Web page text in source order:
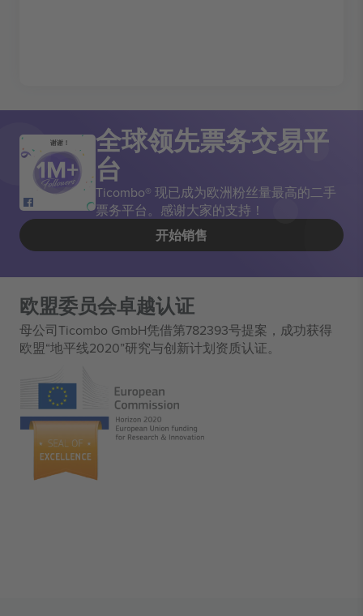
谢谢！ 全球领先票务交易平
台
Ticombo® 现已成为欧洲粉丝量最高的二手
票务平台。感谢大家的支持！
开始销售
欧盟委员会卓越认证
母公司Ticombo GmbH凭借第782393号提案，成功获得
欧盟“地平线2020”研究与创新计划资质认证。